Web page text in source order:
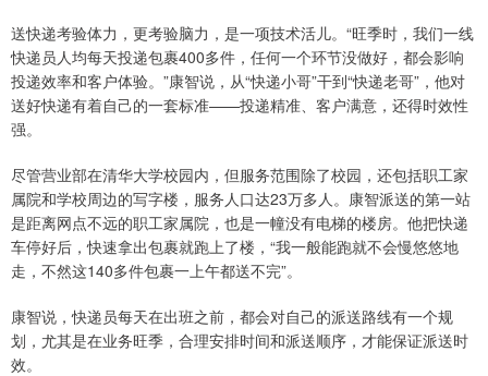
送快递考验体力，更考验脑力，是一项技术活儿。“旺季时，我们一线
快递员人均每天投递包裹400多件，任何一个环节没做好，都会影响
投递效率和客户体验。”康智说，从“快递小哥”干到“快递老哥”，他对
送好快递有着自己的一套标准——投递精准、客户满意，还得时效性
强。
尽管营业部在清华大学校园内，但服务范围除了校园，还包括职工家
属院和学校周边的写字楼，服务人口达23万多人。康智派送的第一站
是距离网点不远的职工家属院，也是一幢没有电梯的楼房。他把快递
车停好后，快速拿出包裹就跑上了楼，“我一般能跑就不会慢悠悠地
走，不然这140多件包裹一上午都送不完”。
康智说，快递员每天在出班之前，都会对自己的派送路线有一个规
划，尤其是在业务旺季，合理安排时间和派送顺序，才能保证派送时
效。